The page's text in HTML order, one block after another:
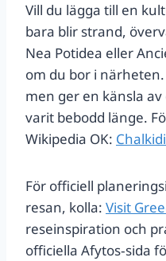
Vill du lägga till en
bara blir strand,
Nea Potidea eller
om du bor i
men ger en känsla
varit bebodd länge.
Wikipedia OK:
För officiell
resan, kolla: Visit
reseinspiration och
officiella Afytos‑sida